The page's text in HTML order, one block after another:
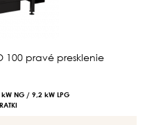
100 pravé presklenie
NG / 9,2 kW LPG